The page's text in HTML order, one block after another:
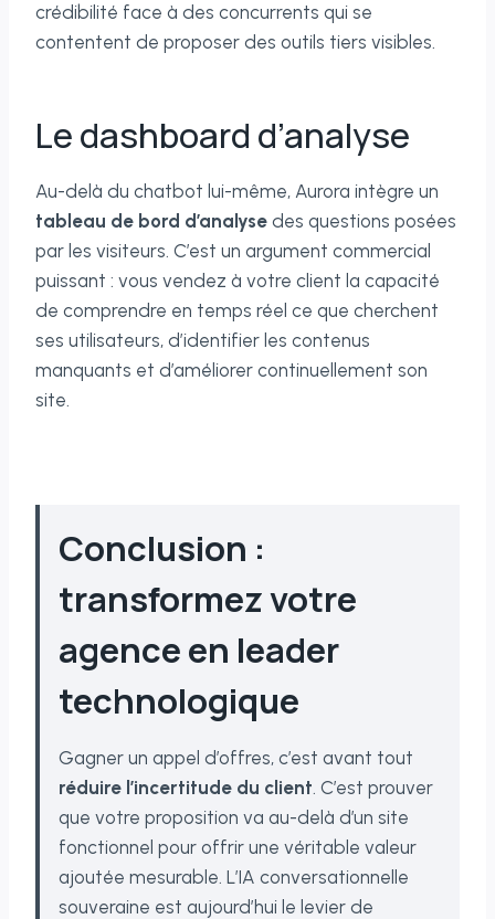
crédibilité face à des concurrents qui se
contentent de proposer des outils tiers visibles.
Le dashboard d’analyse
Au-delà du chatbot lui-même, Aurora intègre un
tableau de bord d’analyse des questions posées
par les visiteurs. C’est un argument commercial
puissant : vous vendez à votre client la capacité
de comprendre en temps réel ce que cherchent
ses utilisateurs, d’identifier les contenus
manquants et d’améliorer continuellement son
site.
Conclusion :
transformez votre
agence en leader
technologique
Gagner un appel d’offres, c’est avant tout
réduire l’incertitude du client . C’est prouver
que votre proposition va au-delà d’un site
fonctionnel pour offrir une véritable valeur
ajoutée mesurable. L’IA conversationnelle
souveraine est aujourd’hui le levier de